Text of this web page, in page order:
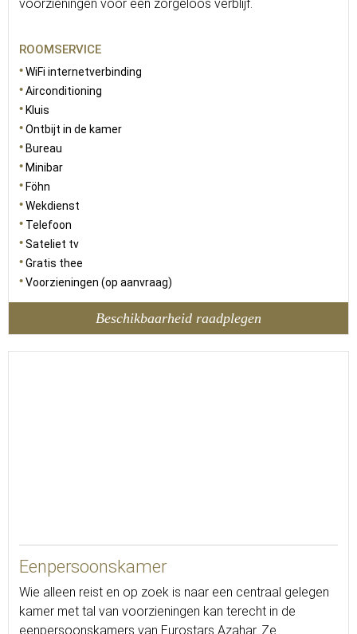
voorzieningen voor een zorgeloos verblijf.
ROOMSERVICE
WiFi internetverbinding
Airconditioning
Kluis
Ontbijt in de kamer
Bureau
Minibar
Föhn
Wekdienst
Telefoon
Sateliet tv
Gratis thee
Voorzieningen (op aanvraag)
Beschikbaarheid raadplegen
Eenpersoonskamer
Wie alleen reist en op zoek is naar een centraal gelegen
kamer met tal van voorzieningen kan terecht in de
eenpersoonskamers van Eurostars Azahar. Ze